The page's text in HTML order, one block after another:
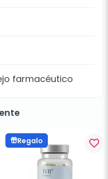
farmacéutico
Regalo favorite_border